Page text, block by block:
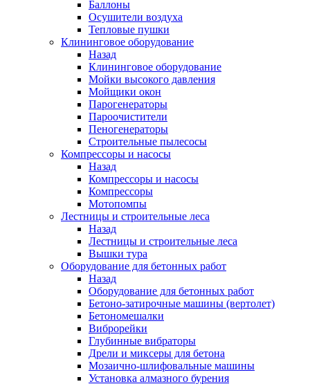
Баллоны
Осушители воздуха
Тепловые пушки
Клининговое оборудование
Назад
Клининговое оборудование
Мойки высокого давления
Мойщики окон
Парогенераторы
Пароочистители
Пеногенераторы
Строительные пылесосы
Компрессоры и насосы
Назад
Компрессоры и насосы
Компрессоры
Мотопомпы
Лестницы и строительные леса
Назад
Лестницы и строительные леса
Вышки тура
Оборудование для бетонных работ
Назад
Оборудование для бетонных работ
Бетоно-затирочные машины (вертолет)
Бетономешалки
Виброрейки
Глубинные вибраторы
Дрели и миксеры для бетона
Мозаично-шлифовальные машины
Установка алмазного бурения